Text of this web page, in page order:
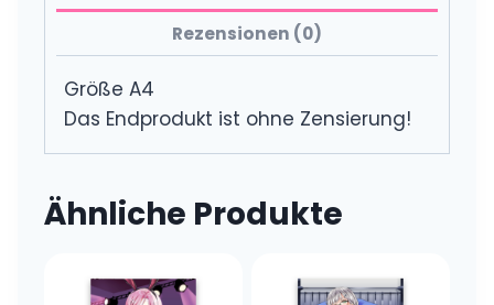
Rezensionen (0)
Größe A4
Das Endprodukt ist ohne Zensierung!
Ähnliche Produkte